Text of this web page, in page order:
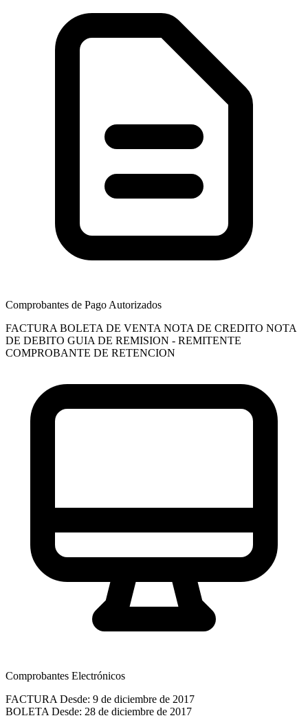
Comprobantes de Pago Autorizados
FACTURA BOLETA DE VENTA NOTA DE CREDITO NOTA
DE DEBITO GUIA DE REMISION - REMITENTE
COMPROBANTE DE RETENCION
Comprobantes Electrónicos
FACTURA Desde: 9 de diciembre de 2017
BOLETA Desde: 28 de diciembre de 2017